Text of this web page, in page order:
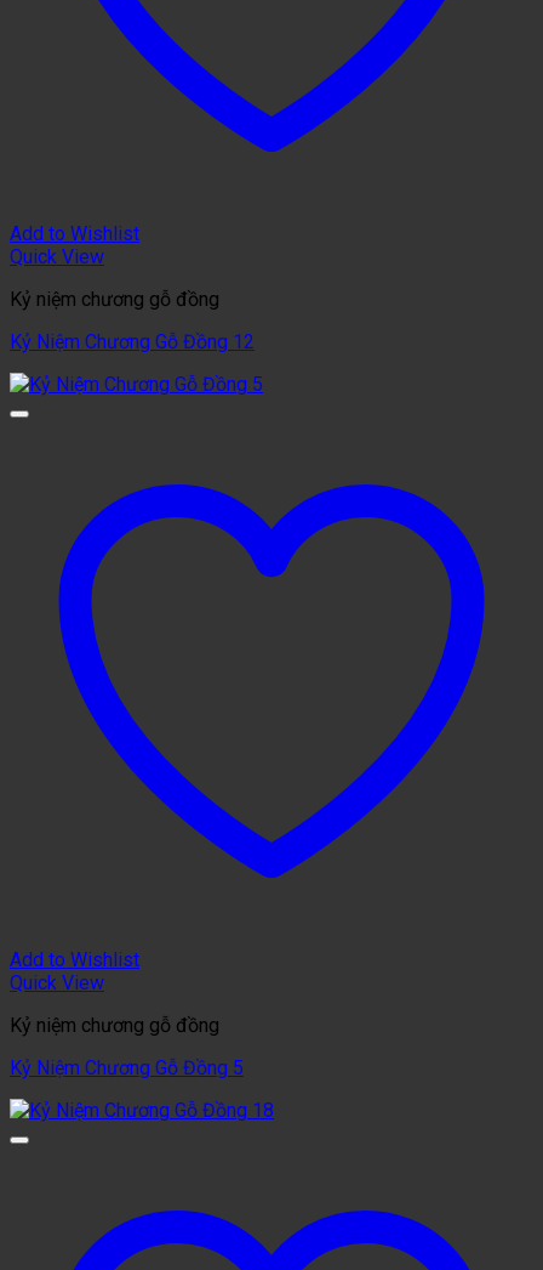
Add to Wishlist
Quick View
Kỷ niệm chương gỗ đồng
Kỷ Niệm Chương Gỗ Đồng 12
Add to Wishlist
Quick View
Kỷ niệm chương gỗ đồng
Kỷ Niệm Chương Gỗ Đồng 5